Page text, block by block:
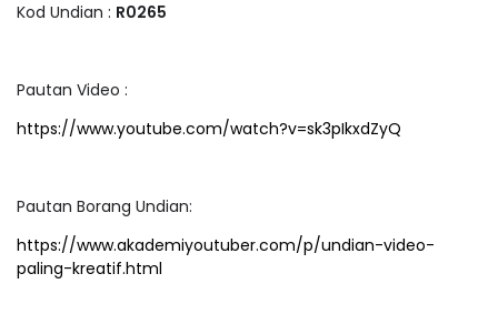
Kod Undian : R0265
Pautan Video :
https://www.youtube.com/watch?v=sk3pIkxdZyQ
Pautan Borang Undian:
https://www.akademiyoutuber.com/p/undian-video-
paling-kreatif.html